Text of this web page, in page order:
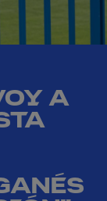
A